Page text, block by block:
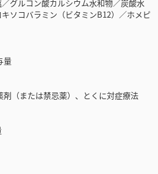
グルコン酸カルシウム水和物／炭酸水
ソコバラミン（ビタミンB12）／ホメピ
量
剤（または禁忌薬）、とくに対症療法